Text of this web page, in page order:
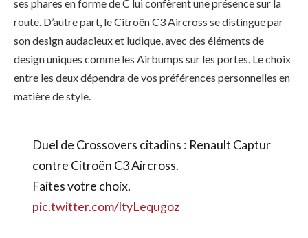
ses phares en forme de C lui confèrent une présence sur la
route. D’autre part, le Citroën C3 Aircross se distingue par
son design audacieux et ludique, avec des éléments de
design uniques comme les Airbumps sur les portes. Le choix
entre les deux dépendra de vos préférences personnelles en
matière de style.
Duel de Crossovers citadins : Renault Captur
contre Citroën C3 Aircross.
Faites votre choix.
pic.twitter.com/ltyLequgoz